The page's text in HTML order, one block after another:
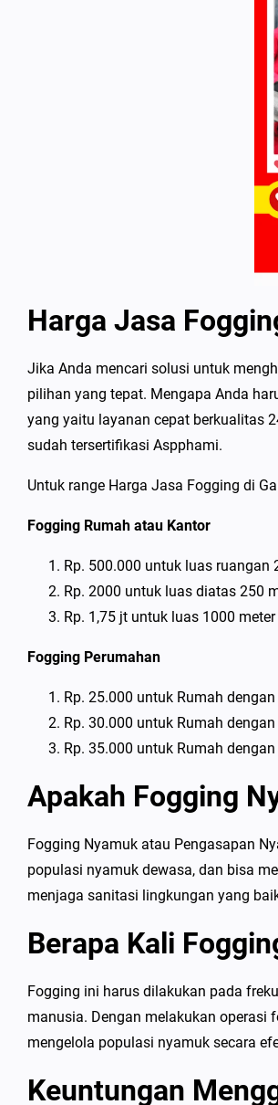
Harga Jasa
Jika Anda mencari solusi untuk
pilihan yang tepat. Mengapa Anda
yang yaitu layanan cepat berkualitas
sudah tersertifikasi Aspphami.
Untuk range Harga Jasa Fogging di
Fogging Rumah atau Kantor
Rp. 500.000 untuk luas ruangan
Rp. 2000 untuk luas diatas 250
Rp. 1,75 jt untuk luas 1000 meter
Fogging Perumahan
Rp. 25.000 untuk Rumah dengan
Rp. 30.000 untuk Rumah dengan
Rp. 35.000 untuk Rumah
Apakah Fogging
Fogging Nyamuk atau Pengasapan
populasi nyamuk dewasa, dan bisa
menjaga sanitasi lingkungan yang
Berapa Kali
Fogging ini harus dilakukan pada
manusia. Dengan melakukan operasi
mengelola populasi nyamuk secara
Keuntungan